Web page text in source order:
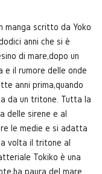
manga scritto da Yoko
anni che si è
di mare,dopo un
e il rumore delle onde
anni prima,quando
da un tritone. Tutta la
delle sirene e al
le medie e si adatta
volta il tritone al
Tokiko è una
paura del mare